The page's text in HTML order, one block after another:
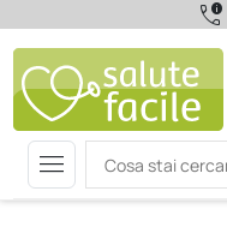
call_quality
menu